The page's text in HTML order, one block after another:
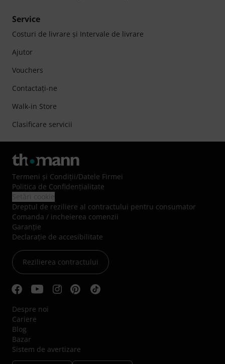
Service
Costuri de livrare şi Intervale de livrare
Ajutor
Vouchers
Contactaţi-ne
Walk-in Store
Clasificare servicii
Termeni şi Condiţii/Datele Firmei
Politica de Confidenţialitate
Dreptul de reziliere al contractului pentru consumator
Comanda / incheierea comenzii
Garanție
Declarație de accesibilitate
Rezilierea contractului
Despre noi
Cariere
Blog
Bazar
Sistem de avertizare